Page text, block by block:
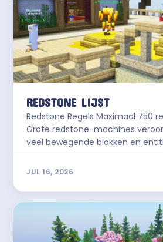
REDSTONE LIJST
Redstone Regels Maximaal 750 redstone per speler
Grote redstone-machines
veel bewegende blokken en
limiet. Hieronder lees je precies
📋 28 soorten tellen mee 🚫 6
JUL 16, 2026